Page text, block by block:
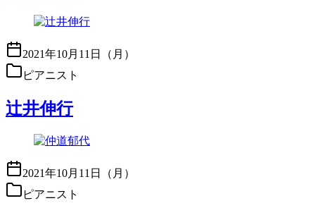
2021年10月11日（月）
ピアニスト
辻井伸行
2021年10月11日（月）
ピアニスト